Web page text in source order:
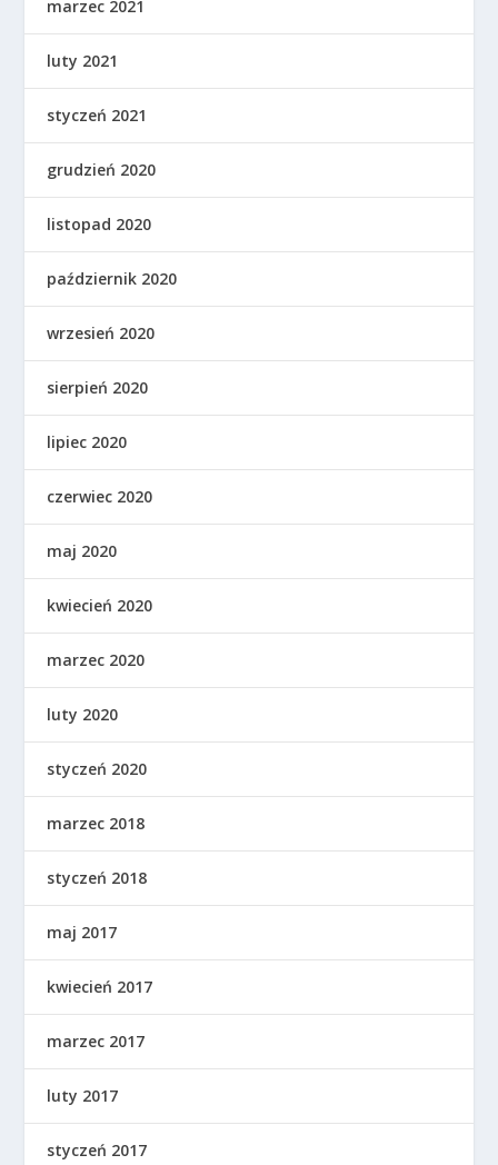
marzec 2021
luty 2021
styczeń 2021
grudzień 2020
listopad 2020
październik 2020
wrzesień 2020
sierpień 2020
lipiec 2020
czerwiec 2020
maj 2020
kwiecień 2020
marzec 2020
luty 2020
styczeń 2020
marzec 2018
styczeń 2018
maj 2017
kwiecień 2017
marzec 2017
luty 2017
styczeń 2017